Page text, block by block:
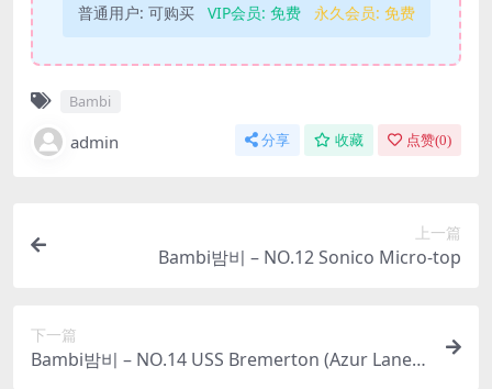
普通用户: 可购买 VIP会员: 免费 永久会员: 免费
Bambi
admin 分享 收藏 点赞(0)
上一篇
Bambi밤비 – NO.12 Sonico Micro-top
下一篇
Bambi밤비 – NO.14 USS Bremerton (Azur Lane)